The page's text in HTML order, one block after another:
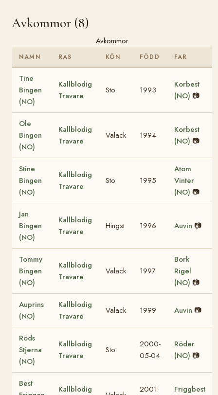
Avkommor (8)
Avkommor
NAMN RAS KÖN FÖDD FAR
Tine
Bingen
(NO)
Kallblodig
Travare
Sto 1993
Korbest
(NO) 📷
Ole
Bingen
(NO)
Kallblodig
Travare
Valack 1994
Korbest
(NO) 📷
Stine
Bingen
(NO)
Kallblodig
Travare
Sto 1995
Atom
Vinter
(NO) 📷
Jan
Bingen
(NO)
Kallblodig
Travare
Hingst 1996 Auvin 📷
Tommy
Bingen
(NO)
Kallblodig
Travare
Valack 1997
Bork
Rigel
(NO) 📷
Auprins
(NO)
Kallblodig
Travare
Valack 1999 Auvin 📷
Röds
Stjerna
(NO)
Kallblodig
Travare
Sto
2000-
05-04
Röder
(NO) 📷
Best
Kallblodig 2001- Friggbest